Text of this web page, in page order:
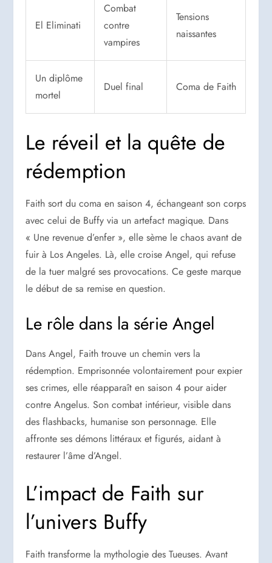
El Eliminati
Combat
contre
vampires
Tensions
naissantes
Un diplôme
mortel
Duel final Coma de Faith
Le réveil et la quête de
rédemption
Faith sort du coma en saison 4, échangeant son corps
avec celui de Buffy via un artefact magique. Dans
« Une revenue d’enfer », elle sème le chaos avant de
fuir à Los Angeles. Là, elle croise Angel, qui refuse
de la tuer malgré ses provocations. Ce geste marque
le début de sa remise en question.
Le rôle dans la série Angel
Dans Angel, Faith trouve un chemin vers la
rédemption. Emprisonnée volontairement pour expier
ses crimes, elle réapparaît en saison 4 pour aider
contre Angelus. Son combat intérieur, visible dans
des flashbacks, humanise son personnage. Elle
affronte ses démons littéraux et figurés, aidant à
restaurer l’âme d’Angel.
L’impact de Faith sur
l’univers Buffy
Faith transforme la mythologie des Tueuses. Avant